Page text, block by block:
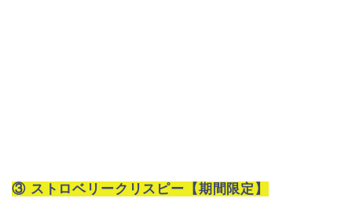
③ ストロベリークリスピー【期間限定】